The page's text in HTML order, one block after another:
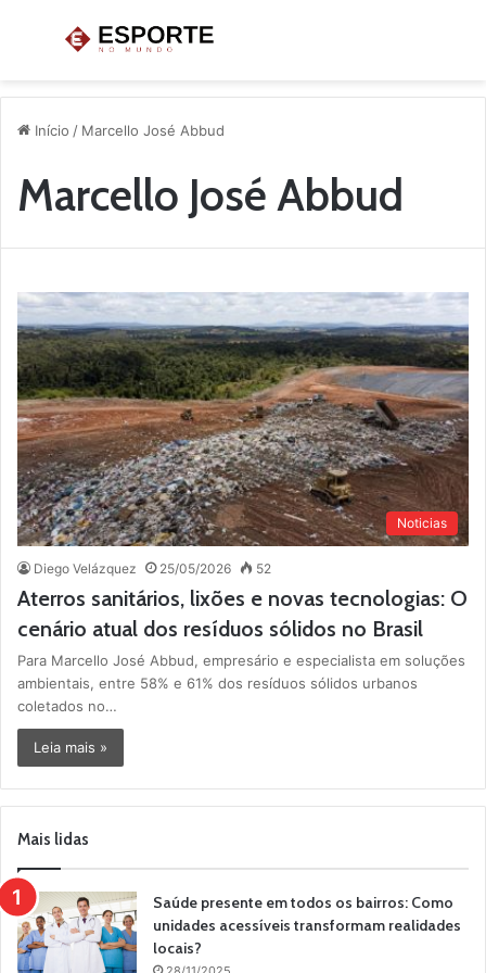
Menu
Início / Marcello José Abbud
Marcello José Abbud
Noticias
Diego Velázquez 25/05/2026 52
Aterros sanitários, lixões e novas tecnologias: O
cenário atual dos resíduos sólidos no Brasil
Para Marcello José Abbud, empresário e especialista em soluções
ambientais, entre 58% e 61% dos resíduos sólidos urbanos
coletados no…
Leia mais »
Mais lidas
Saúde presente em todos os bairros: Como
unidades acessíveis transformam realidades
locais?